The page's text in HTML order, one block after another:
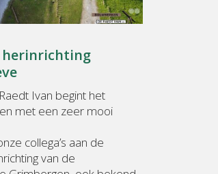
herinrichting
Ivan begint het
met een zeer mooi
collega’s aan de
van de